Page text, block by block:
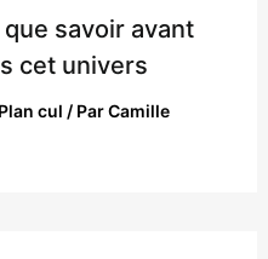
savoir avant
cet univers
Plan cul / ParCamille